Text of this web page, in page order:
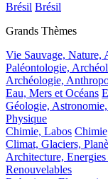
Brésil Brésil
Grands Thèmes
Vie Sauvage, Nature,
Paléontologie,
Archéologie,
Eau, Mers et Océans
Géologie,
Physique
Chimie, Labos
Climat, Glaciers,
Architecture,
Renouvelables